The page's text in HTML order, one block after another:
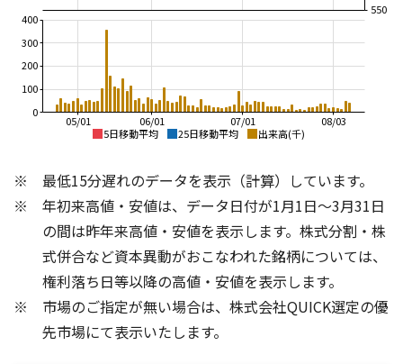
5日移動平均 25日移動平均 出来高(千)
08/03
07/01
06/01
05/01
550
0
100
200
300
400
500
700
800
900
1,000
300
500
1,500
2,000
1,500
最低15分遅れのデータを表示（計算）しています。
年初来高値・安値は、データ日付が1月1日～3月31日
の間は昨年来高値・安値を表示します。株式分割・株
式併合など資本異動がおこなわれた銘柄については、
権利落ち日等以降の高値・安値を表示します。
市場のご指定が無い場合は、株式会社QUICK選定の優
先市場にて表示いたします。